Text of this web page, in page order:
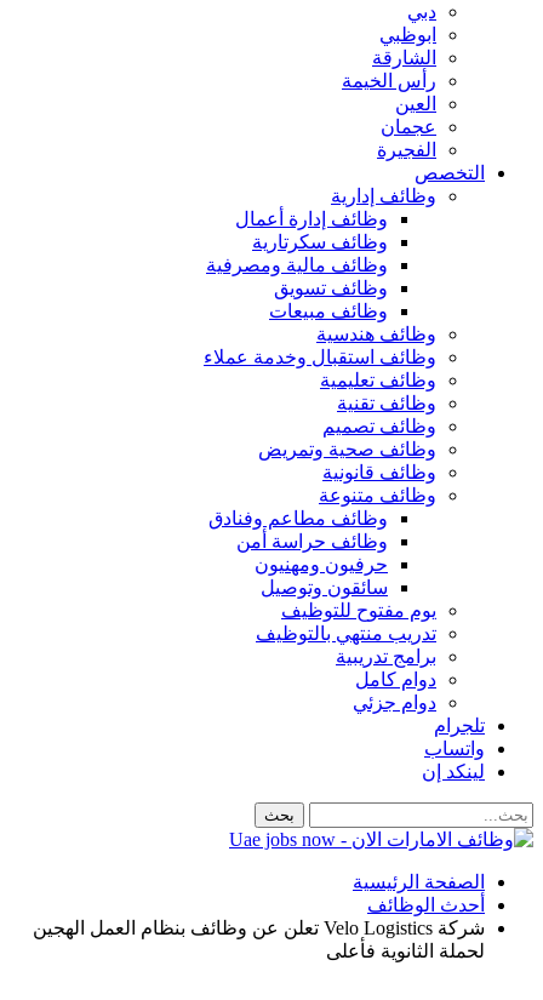
دبي
ابوظبي
الشارقة
رأس الخيمة
العين
عجمان
الفجيرة
التخصص
وظائف إدارية
وظائف إدارة أعمال
وظائف سكرتارية
وظائف مالية ومصرفية
وظائف تسويق
وظائف مبيعات
وظائف هندسية
وظائف استقبال وخدمة عملاء
وظائف تعليمية
وظائف تقنية
وظائف تصميم
وظائف صحية وتمريض
وظائف قانونية
وظائف متنوعة
وظائف مطاعم وفنادق
وظائف حراسة أمن
حرفيون ومهنيون
سائقون وتوصيل
يوم مفتوح للتوظيف
تدريب منتهي بالتوظيف
برامج تدريبية
دوام كامل
دوام جزئي
تلجرام
واتساب
لينكد إن
الصفحة الرئيسية
أحدث الوظائف
شركة Velo Logistics تعلن عن وظائف بنظام العمل الهجين
لحملة الثانوية فأعلى